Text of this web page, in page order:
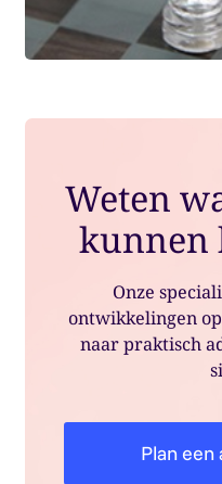
Weten
kunnen
Onze
ontwikkelingen
naar praktisch
Plan